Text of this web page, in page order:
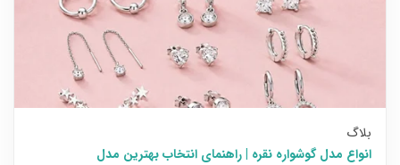
بلاگ
انواع مدل گوشواره نقره | راهنمای انتخاب بهترین مدل